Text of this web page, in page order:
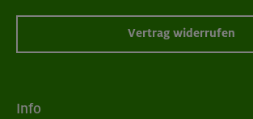
Vertrag widerrufen
Info